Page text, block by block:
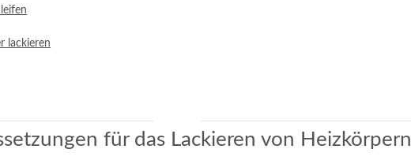
lackieren
für das Lackieren von Heizkörpern